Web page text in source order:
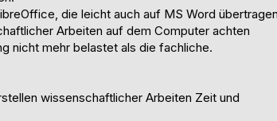
die leicht auch auf MS Word
Arbeiten auf dem Computer achten
nicht mehr belastet als die fachliche.
wissenschaftlicher Arbeiten Zeit und